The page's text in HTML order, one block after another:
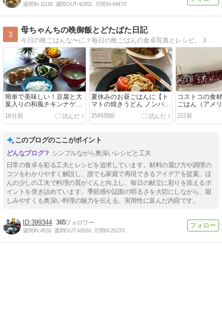
週間IN:11118 週間OUT:42852 月間IN:49470
3
母ちゃんちの晩御飯とどたばた日記
今日の晩ごはんな〜に？毎日の晩ごはんの食卓写真とレシピ。３兄妹（もうみんな大人ですが全員同居中）＋ラブラドールレトリバーのメイの毎日です。
簡単で美味しい！豆腐と大
葉入りの和風チキンナゲッ
トで晩ごはん
16分前
夏休みのお昼ごはんに【ト
マトの焼きうどん ノンバタ
ーホワイトのせ】と引き続
きコストコ祭り中
25時間前
コストコの食
ごはん（アメ
ムビーフ焼き
コを使って）
2日前
このブログのここがポイント
シンプルながら奥深いレシピと工夫
日常の食卓を彩る工夫とレシピを追求しています。材料の選び方や調理の
コツをわかりやすく解説し、誰でも家庭で再現できるアイデアを提案。ほ
んの少しの工夫で料理の質がぐんと向上し、毎日の献立に彩りを添えるポ
イントを突き詰めています。季節感や誌面の明るさを大切にしながら、親
しみやすくも奥深い料理の魅力を伝える、実用性に富んだ内容です。
399344 365
週間IN:4930 週間OUT:40550 月間IN:25270